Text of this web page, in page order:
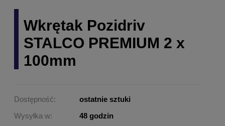
Wkrętak Pozidriv
STALCO PREMIUM 2 x
100mm
Dostępność:
ostatnie sztuki
Wysyłka w:
48 godzin